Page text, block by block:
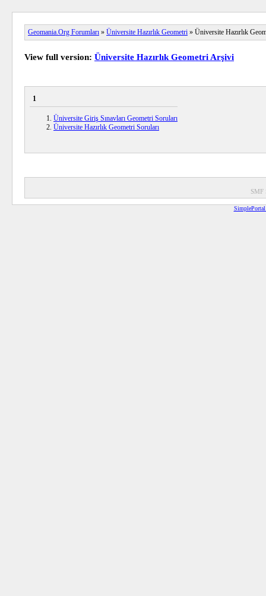
Geomania.Org Forumları » Üniversite Hazırlık Geometri » Üniversite Hazırlık
View full version: Üniversite Hazırlık Geometri Arşivi
1
Üniversite Giriş Sınavları Geometri Soruları
Üniversite Hazırlık Geometri Soruları
SMF